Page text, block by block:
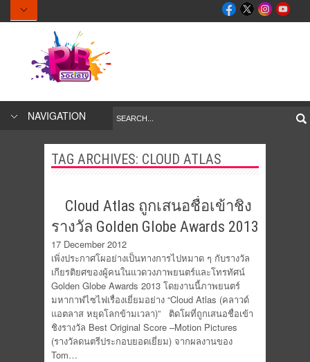
NAVIGATION
TAG ARCHIVES: CLOUD ATLAS
Cloud Atlas ถูกเสนอชื่อเข้าชิง
รางวัล Golden Globe Awards 2013
17 December 2012
เพิ่งประกาศโผอย่างเป็นทางการไปหมาด ๆ กับรางวัล
เกียรติยศของผู้คนในแวดวงภาพยนตร์และโทรทัศน์
Golden Globe Awards 2013 โดยงานนี้ภาพยนตร์
มหากาฬไซไฟเรื่องเยี่ยมอย่าง “Cloud Atlas (คลาวด์
แอตลาส หยุดโลกข้ามเวลา)” ติดโผที่ถูกเสนอชื่อเข้า
ชิงรางวัล Best Original Score –Motion Pictures
(รางวัลดนตรีประกอบยอดเยี่ยม) จากผลงานของ
Tom…